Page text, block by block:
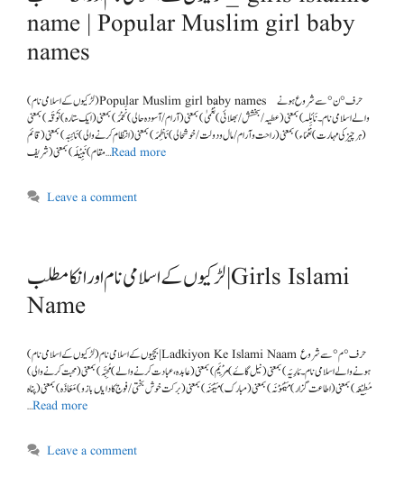
name | Popular Muslim girl baby
names
(لڑکیوں کے اسلامی نام ) Popular Muslim girl baby names حرف °ن° سے شروع ہونے
والے اسلامی نام ۔ نَائِلَہ) بمعنی (عطیہ/بخشش/بھلائی) نُعْمیٰ) بمعنی (آرام/آسودہ حالی) نَجْمَہ) بمعنی (ایک ستارہ) نَوْقَہ) بمعنی
(ہر چیز کی مہارت) نَعْمَاء) بمعنی (راحت و آرام/مال ودولت/خوشحالی) نَاظِمَہ) بمعنی (انتظام کرنے والی) نَائِبَہ) بمعنی (قائم
مقام) نَبِیْلَہ) بمعنی (شریف …Read more
Leave a comment
لڑکیوں کے اسلامی نام اور انکا مطلب |Girls Islami
Name
(لڑکیوں کے اسلامی نام ) بچیوں کے اسلامی نام | Ladkiyon Ke Islami Naam حرف °م° سے شروع
ہونے والے اسلامی نام ۔ مَارِیَہ)بمعنی( نیل گاۓ) مَرْیَم)بمعنی (عابدہ ،عبادت کرنے والے) مُحِبَّہ) بمعنی (محبت کرنے والی)
مُطِیْعَہ) بمعنی (اطاعت گزار) مَیْمُوْنَہ) بمعنی (مبارک) مَیْمَنَہ) بمعنی (برکت خوش بختی/ فوج کا دایاں بازو) مَعَاذَہ) بمعنی (پناہ
…Read more
Leave a comment